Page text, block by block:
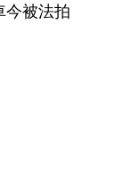
今被法拍